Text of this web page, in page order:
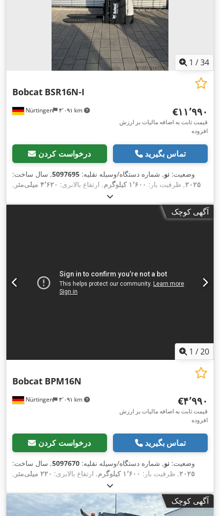
1 /34
Nürtingen ۴٬۰۹۱ km
Bobcat BSR16N-I
‎€۱۱٬۹۹۰
قیمت ثابت به اضافه مالیات بر ارزش
افزوده
درخواست کردن تماس بگیرید
وضعیت: نو, شماره دستگاه/وسیله نقلیه: 5097695, سال ساخت:
۲۰۲۵, ظرفیت بار: ۱٬۶۰۰ کیلوگرم , ارتفاع بالابری: ۴٬۶۲۰ میلی‌متر
,
, مرکز ثقل بار:
سوخت:برقی, نوع دکل:تریپلکس, ارتفاع سازه:۲٬۱۲۰ میلی‌متر
,
, طول شاخک‌ها:۱٬۱۵۰ میلی‌متر آگهی کوچک
1 /20
Nürtingen ۴٬۰۹۱ km
Bobcat BPM16N
‎€۴٬۹۹۰
قیمت ثابت به اضافه مالیات بر ارزش
افزوده
درخواست کردن تماس بگیرید
وضعیت: نو, شماره دستگاه/وسیله نقلیه: 5097670, سال ساخت:
۲۰۲۵, ظرفیت بار: ۱٬۶۰۰ کیلوگرم , ارتفاع بالابری: ۲۲۰ میلی‌متر
,
, نوع سوخت:
ارتفاع سازه:۱٬۳۰۰ میلی‌متر , ولتاژ باتری: ۲۵٫۶ V , طول شاخک‌ها:
۱٬۱۵۰ میلی‌متر
, وزن کل: ۴۰۰ کیلوگرم , آگهی کوچک